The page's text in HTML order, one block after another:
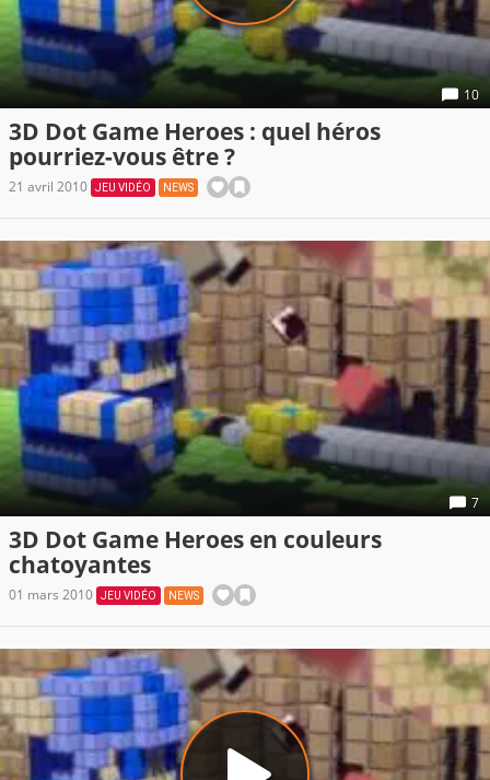
10
3D Dot Game Heroes : quel héros
pourriez-vous être ?
21 avril 2010 JEU VIDÉO NEWS
7
3D Dot Game Heroes en couleurs
chatoyantes
01 mars 2010 JEU VIDÉO NEWS